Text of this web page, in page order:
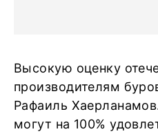
Высокую оценку
производителям
Рафаиль
могут на 100%